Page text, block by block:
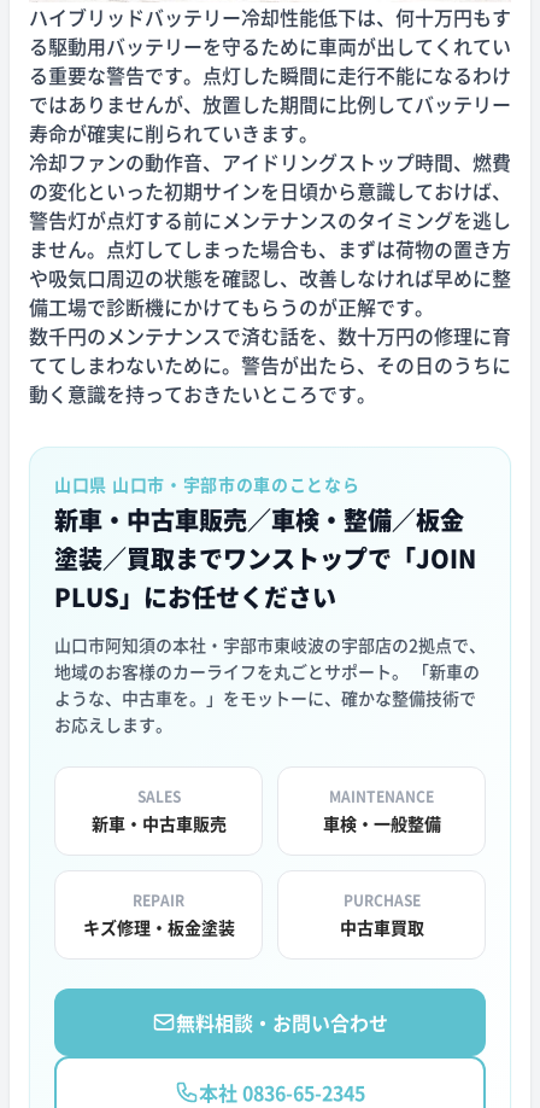
ハイブリッドバッテリー冷却性能低下は、何十万円もす
る駆動用バッテリーを守るために車両が出してくれてい
る重要な警告です。点灯した瞬間に走行不能になるわけ
ではありませんが、放置した期間に比例してバッテリー
寿命が確実に削られていきます。
冷却ファンの動作音、アイドリングストップ時間、燃費
の変化といった初期サインを日頃から意識しておけば、
警告灯が点灯する前にメンテナンスのタイミングを逃し
ません。点灯してしまった場合も、まずは荷物の置き方
や吸気口周辺の状態を確認し、改善しなければ早めに整
備工場で診断機にかけてもらうのが正解です。
数千円のメンテナンスで済む話を、数十万円の修理に育
ててしまわないために。警告が出たら、その日のうちに
動く意識を持っておきたいところです。
山口県 山口市・宇部市の車のことなら
新車・中古車販売／車検・整備／板金
塗装／買取までワンストップで「JOIN
PLUS」にお任せください
山口市阿知須の本社・宇部市東岐波の宇部店の2拠点で、
地域のお客様のカーライフを丸ごとサポート。 「新車の
ような、中古車を。」をモットーに、確かな整備技術で
お応えします。
SALES
新車・中古車販売
MAINTENANCE
車検・一般整備
REPAIR
キズ修理・板金塗装
PURCHASE
中古車買取
無料相談・お問い合わせ
本社 0836-65-2345